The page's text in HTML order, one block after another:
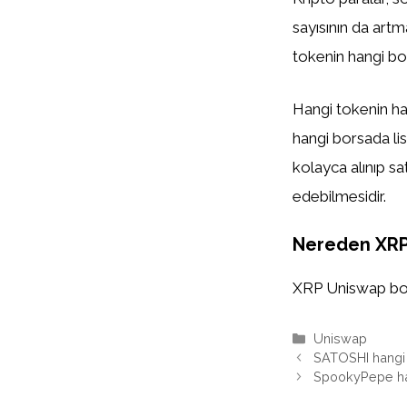
sayısının da
tokenin hangi
Hangi tokenin
hangi borsada
kolayca alınıp
edebilmesidir.
Nereden
XRP Uniswap
Kategoriler
Uniswap
SATOSHI
SpookyPepe